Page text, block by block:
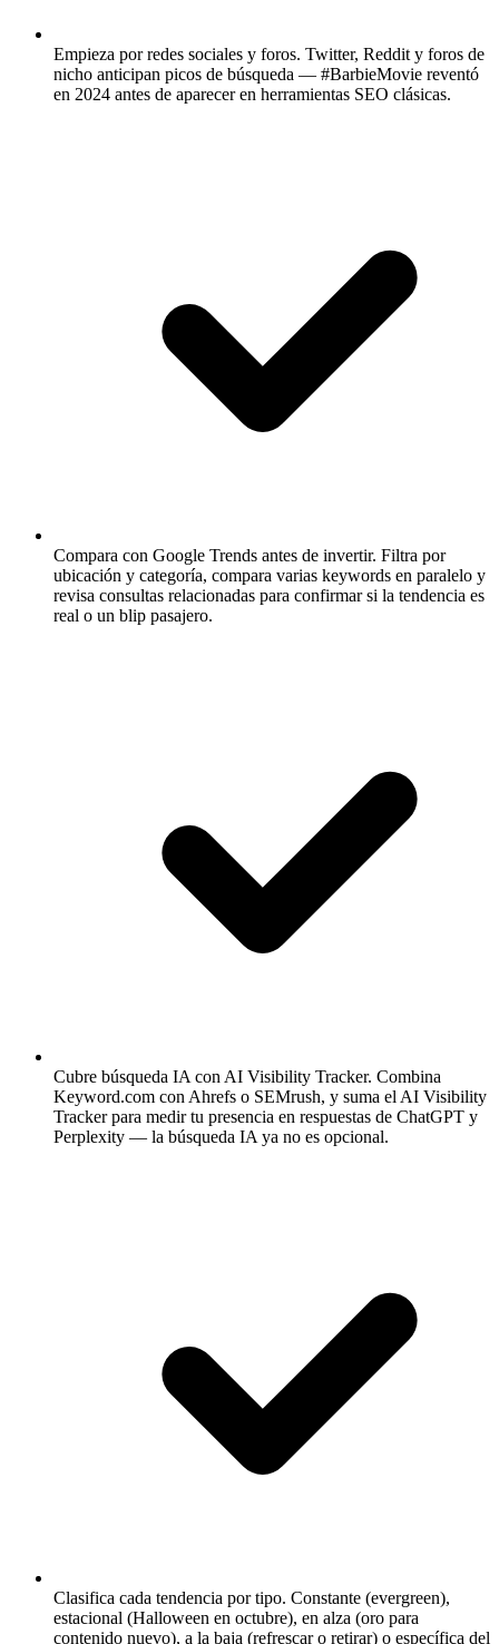
Empieza por redes sociales y foros. Twitter, Reddit y foros de
nicho anticipan picos de búsqueda — #BarbieMovie reventó
en 2024 antes de aparecer en herramientas SEO clásicas.
Compara con Google Trends antes de invertir. Filtra por
ubicación y categoría, compara varias keywords en paralelo y
revisa consultas relacionadas para confirmar si la tendencia es
real o un blip pasajero.
Cubre búsqueda IA con AI Visibility Tracker. Combina
Keyword.com con Ahrefs o SEMrush, y suma el AI Visibility
Tracker para medir tu presencia en respuestas de ChatGPT y
Perplexity — la búsqueda IA ya no es opcional.
Clasifica cada tendencia por tipo. Constante (evergreen),
estacional (Halloween en octubre), en alza (oro para
contenido nuevo), a la baja (refrescar o retirar) o específica del